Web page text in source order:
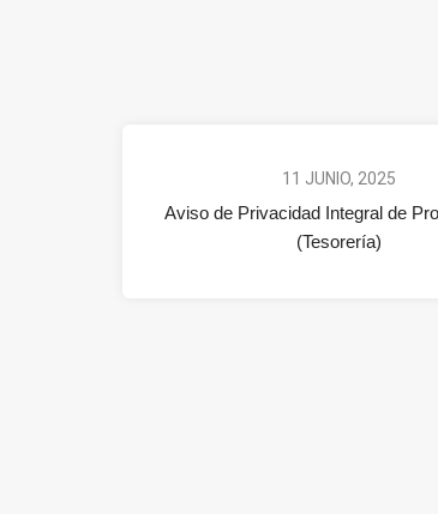
11 JUNIO, 2025
Aviso de Privacidad Integral de
(Tesorería)